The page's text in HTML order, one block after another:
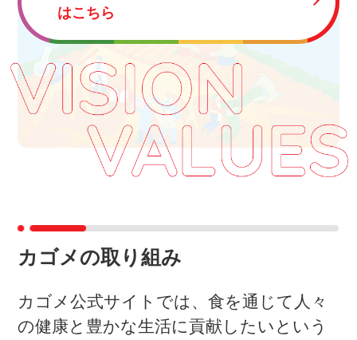
はこちら
カゴメの取り組み
カゴメ公式サイトでは、食を通じて人々
の健康と豊かな生活に貢献したいという